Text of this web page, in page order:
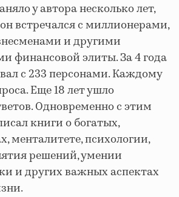
у автора несколько лет,
встречался с миллионерами,
и другими
финансовой элиты. За 4 года
с 233 персонами. Каждому
Еще 18 лет ушло
Одновременно с этим
книги о богатых,
менталитете, психологии,
решений, умении
и других важных аспектах